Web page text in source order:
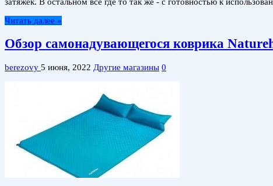
Читать далее »
Обзор самонадувающегося коврика
berezovy 5 июня, 2022 Другие магазины 0